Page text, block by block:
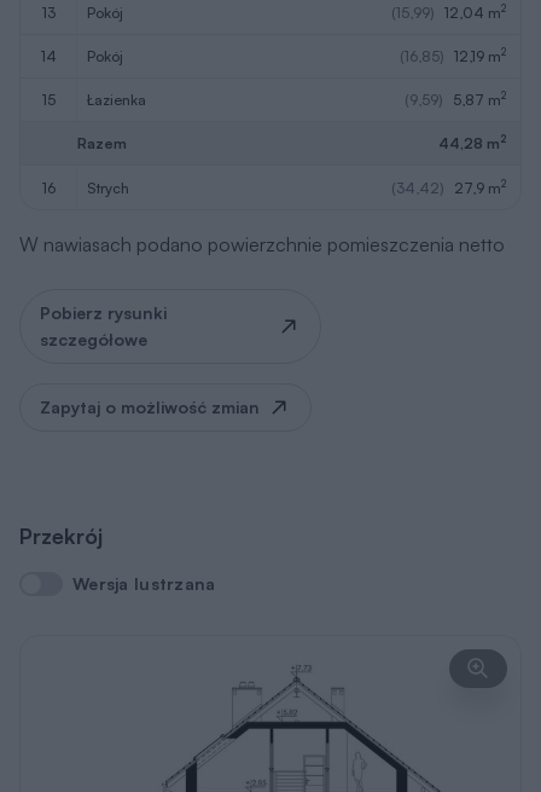
13 pokój (15,99) 12,04 m2
14 pokój (16,85) 12,19 m2
15 łazienka (9,59) 5,87 m2
Razem 44,28 m2
16 strych (34,42) 27,9 m2
W nawiasach podano powierzchnie pomieszczenia netto
Pobierz rysunki
szczegółowe
Zapytaj o możliwość zmian
Przekrój
Wersja lustrzana
Wersja lustrzana